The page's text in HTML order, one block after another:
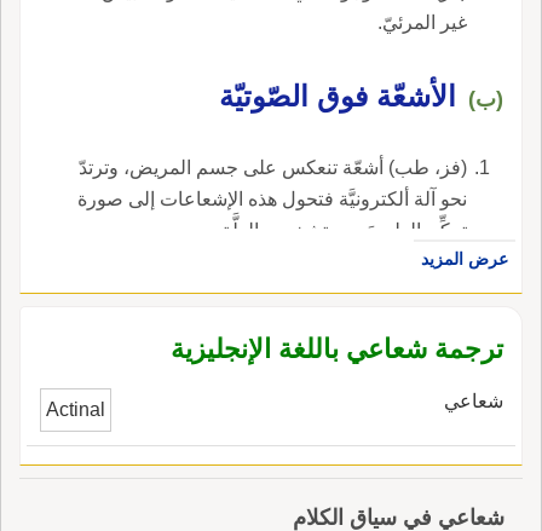
غير المرئيّ.
(ب) الأشعّة فوق الصّوتيّة
(فز، طب) أشعّة تنعكس على جسم المريض، وترتدّ
نحو آلة ألكترونيَّة فتحول هذه الإشعاعات إلى صورة
تمكِّن الطبيبَ من تشخيص العِلَّة.
عرض المزيد
ترجمة شعاعي باللغة الإنجليزية
شعاعي Actinal
شعاعي في سياق الكلام